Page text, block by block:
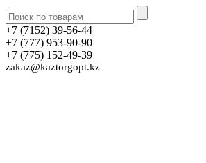
+7 (7152) 39-56-44
+7 (777) 953-90-90
+7 (775) 152-49-39
zakaz@kaztorgopt.kz